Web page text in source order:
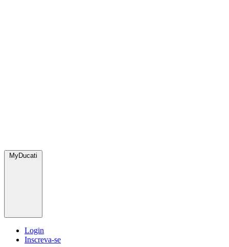
MyDucati
Login
Inscreva-se